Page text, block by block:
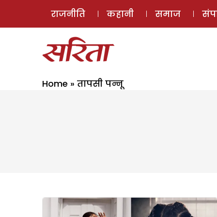
राजनीति कहानी समाज
Home » तापसी पन्नू